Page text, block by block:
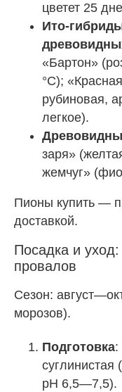
цветет 25
Ито-
«Бартон»
°C);
рубиновая,
легкое).
заря»
жемчуг»
Пионы купить —
доставкой.
Посадка и
провалов
Сезон:
морозов).
Подготовка:
суглинистая
pH 6,5—7,5).